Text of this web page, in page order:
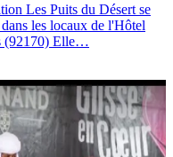
Les Puits du Désert se
les locaux de l'Hôtel
(92170) Elle…